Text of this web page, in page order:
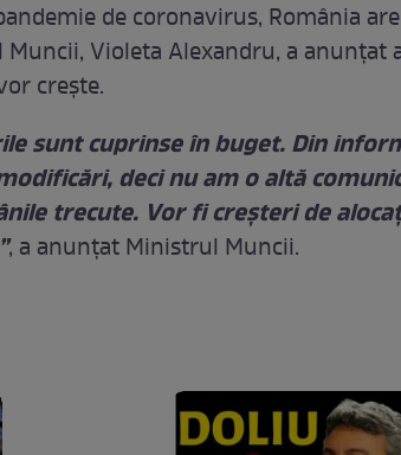
de coronavirus, România
Violeta Alexandru, a anunțat
crește.
sunt cuprinse în buget. Din
deci nu am o altă
trecute. Vor fi creșteri de
, a anunțat Ministrul Muncii.